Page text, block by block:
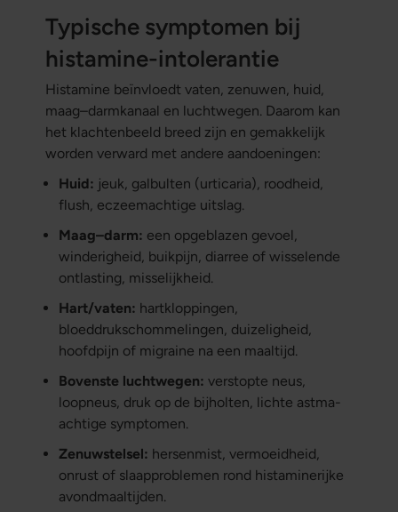
Typische symptomen bij
histamine-intolerantie
Histamine beïnvloedt vaten, zenuwen, huid,
maag–darmkanaal en luchtwegen. Daarom kan
het klachtenbeeld breed zijn en gemakkelijk
worden verward met andere aandoeningen:
Huid: jeuk, galbulten (urticaria), roodheid,
flush, eczeemachtige uitslag.
Maag–darm: een opgeblazen gevoel,
winderigheid, buikpijn, diarree of wisselende
ontlasting, misselijkheid.
Hart/vaten: hartkloppingen,
bloeddrukschommelingen, duizeligheid,
hoofdpijn of migraine na een maaltijd.
Bovenste luchtwegen: verstopte neus,
loopneus, druk op de bijholten, lichte astma-
achtige symptomen.
Zenuwstelsel: hersenmist, vermoeidheid,
onrust of slaapproblemen rond histaminerijke
avondmaaltijden.